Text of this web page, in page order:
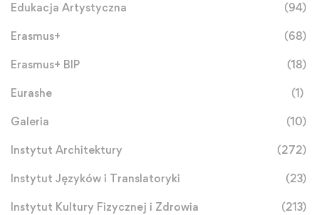
Edukacja Artystyczna (94)
Erasmus+ (68)
Erasmus+ BIP (18)
Eurashe (1)
Galeria (10)
Instytut Architektury (272)
Instytut Języków i Translatoryki (23)
Instytut Kultury Fizycznej i Zdrowia (213)